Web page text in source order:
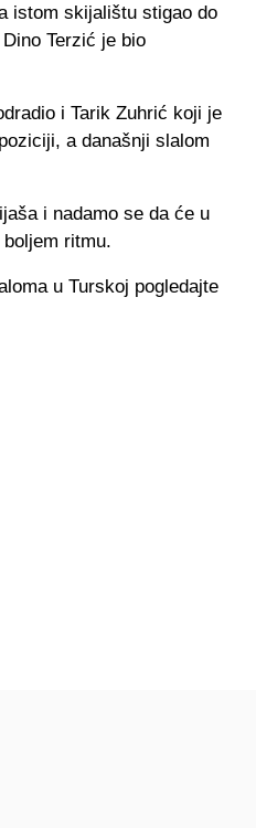
istom skijalištu stigao do
Terzić je bio
i Tarik Zuhrić koji je
a današnji slalom
i nadamo se da će u
ritmu.
u Turskoj pogledajte